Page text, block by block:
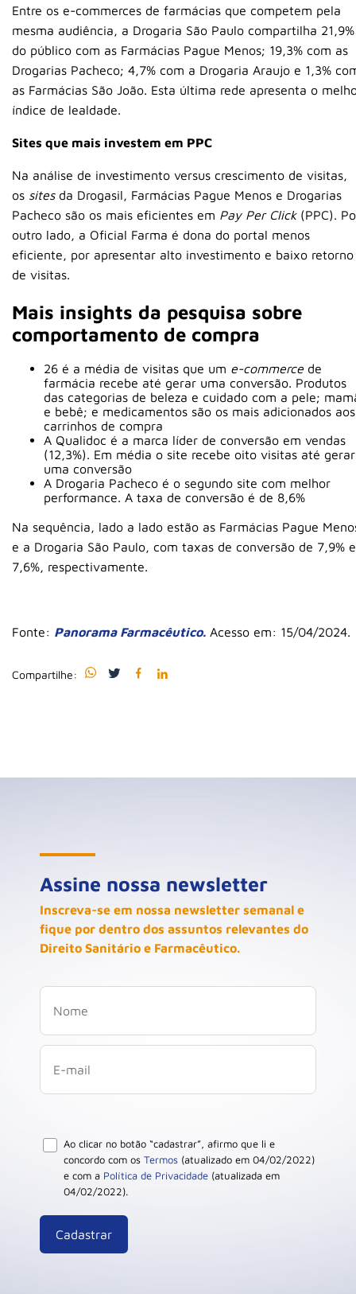
Entre os e-commerces de farmácias que competem pela
mesma audiência, a Drogaria São Paulo compartilha 21,9%
do público com as Farmácias Pague Menos; 19,3% com as
Drogarias Pacheco; 4,7% com a Drogaria Araujo e 1,3%
as Farmácias São João. Esta última rede apresenta o
índice de lealdade.
Sites que mais investem em PPC
Na análise de investimento versus crescimento de visitas,
os sitesda Drogasil, Farmácias Pague Menos e Drogarias
Pacheco são os mais eficientes em Pay Per Click(PPC).
outro lado, a Oficial Farma é dona do portal menos
eficiente, por apresentar alto investimento e baixo retorno
de visitas.
Mais insights da pesquisa sobre
comportamento de compra
26 é a média de visitas que um e-commerce de
farmácia recebe até gerar uma conversão. Produtos
das categorias de beleza e cuidado com a pele;
e bebê; e medicamentos são os mais adicionados aos
carrinhos de compra
A Qualidoc é a marca líder de conversão em vendas
(12,3%). Em média o site recebe oito visitas até gerar
uma conversão
A Drogaria Pacheco é o segundo site com melhor
performance. A taxa de conversão é de 8,6%
Na sequência, lado a lado estão as Farmácias Pague
e a Drogaria São Paulo, com taxas de conversão de 7,9% e
7,6%, respectivamente.
Fonte: Panorama Farmacêutico. Acesso em: 15/04/2024.
Compartilhe:
Assine nossa newsletter
Inscreva-se em nossa newsletter semanal e
fique por dentro dos assuntos relevantes do
Direito Sanitário e Farmacêutico.
Ao clicar no botão “cadastrar”, afirmo que li e
concordo com os Termos (atualizado em 04/02/2022)
e com a Política de Privacidade (atualizada em
04/02/2022).